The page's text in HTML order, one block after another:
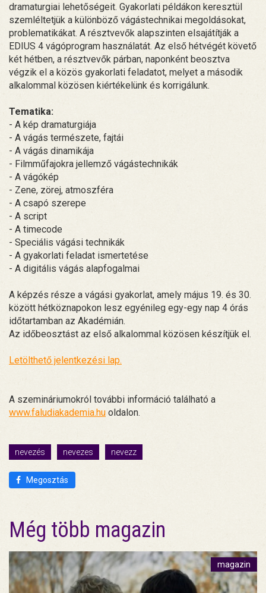
dramaturgiai lehetőségeit. Gyakorlati példákon keresztül
szemléltetjük a különböző vágástechnikai megoldásokat,
problematikákat. A résztvevők alapszinten elsajátítják a
EDIUS 4 vágóprogram használatát. Az első hétvégét követő
két hétben, a résztvevők párban, naponként beosztva
végzik el a közös gyakorlati feladatot, melyet a második
alkalommal közösen kiértékelünk és korrigálunk.
Tematika:
- A kép dramaturgiája
- A vágás természete, fajtái
- A vágás dinamikája
- Filmműfajokra jellemző vágástechnikák
- A vágókép
- Zene, zörej, atmoszféra
- A csapó szerepe
- A script
- A timecode
- Speciális vágási technikák
- A gyakorlati feladat ismertetése
- A digitális vágás alapfogalmai
A képzés része a vágási gyakorlat, amely május 19. és 30.
között hétköznapokon lesz egyénileg egy-egy nap 4 órás
időtartamban az Akadémián.
Az időbeosztást az első alkalommal közösen készítjük el.
Letölthető jelentkezési lap.
A szemináriumokról további információ található a
www.faludiakademia.hu oldalon.
nevezés nevezes nevezz
Megosztás
Még több magazin
magazin